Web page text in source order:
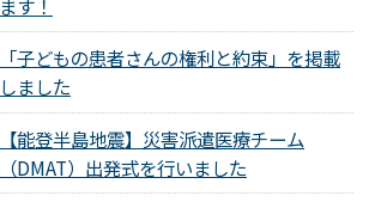
ます！
「子どもの患者さんの権利と約束」を掲載
しました
【能登半島地震】災害派遣医療チーム
（DMAT）出発式を行いました